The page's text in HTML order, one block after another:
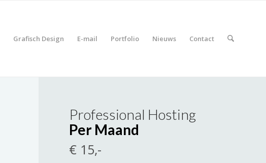
Grafisch Design E-mail Portfolio Nieuws Contact
Professional Hosting
Per Maand
€ 15,-